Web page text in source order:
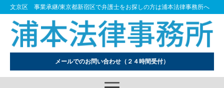
文京区 事業承継/東京都新宿区で弁護士をお探しの方は浦本法律事務所へ
メールでのお問い合わせ （２４時間受付）